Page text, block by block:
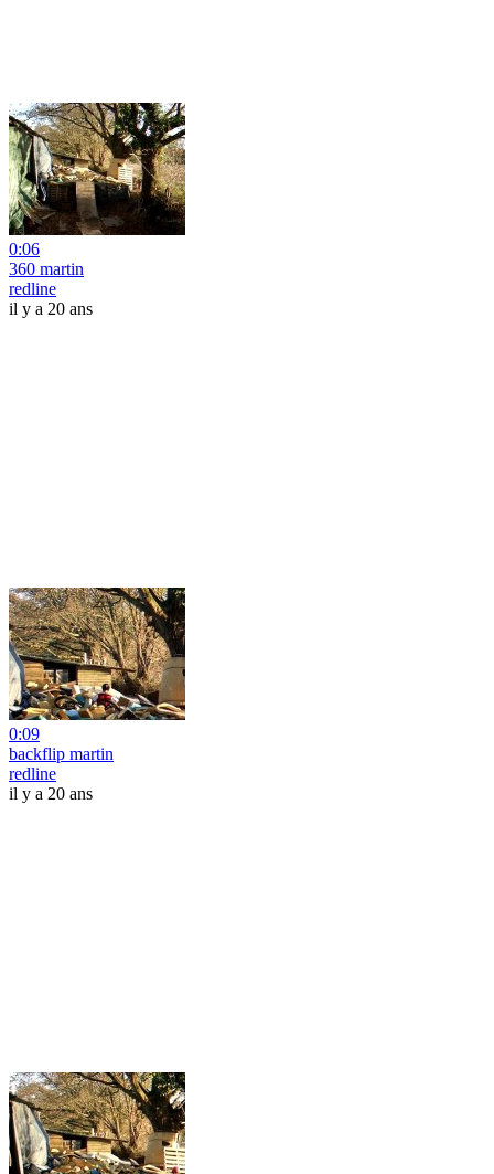
0:06
360 martin
redline
il y a 20 ans
0:09
backflip martin
redline
il y a 20 ans